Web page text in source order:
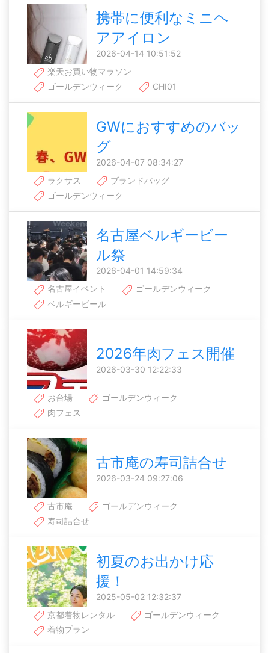
携帯に便利なミニヘ
アアイロン
2026-04-14 10:51:52
楽天お買い物マラソン
ゴールデンウィーク
CHI01
GWにおすすめのバッ
グ
2026-04-07 08:34:27
ラクサス
ブランドバッグ
ゴールデンウィーク
名古屋ベルギービー
ル祭
2026-04-01 14:59:34
名古屋イベント
ゴールデンウィーク
ベルギービール
2026年肉フェス開催
2026-03-30 12:22:33
お台場
ゴールデンウィーク
肉フェス
古市庵の寿司詰合せ
2026-03-24 09:27:06
古市庵
ゴールデンウィーク
寿司詰合せ
初夏のお出かけ応
援！
2025-05-02 12:32:37
京都着物レンタル
ゴールデンウィーク
着物プラン